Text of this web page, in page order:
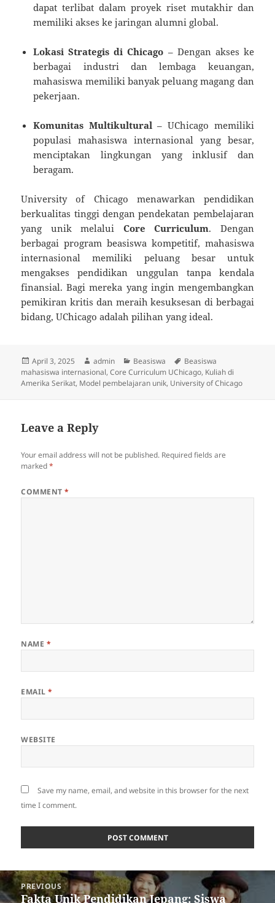
dapat terlibat dalam proyek riset mutakhir dan
memiliki akses ke jaringan alumni global.
Lokasi Strategis di Chicago – Dengan akses ke
berbagai industri dan lembaga keuangan,
mahasiswa memiliki banyak peluang magang dan
pekerjaan.
Komunitas Multikultural – UChicago memiliki
populasi mahasiswa internasional yang besar,
menciptakan lingkungan yang inklusif dan
beragam.
University of Chicago menawarkan pendidikan
berkualitas tinggi dengan pendekatan pembelajaran
yang unik melalui Core Curriculum. Dengan
berbagai program beasiswa kompetitif, mahasiswa
internasional memiliki peluang besar untuk
mengakses pendidikan unggulan tanpa kendala
finansial. Bagi mereka yang ingin mengembangkan
pemikiran kritis dan meraih kesuksesan di berbagai
bidang, UChicago adalah pilihan yang ideal.
Posted
on
April 3, 2025 Author
admin Categories
Beasiswa Tags
Beasiswa
mahasiswa internasional,Core Curriculum UChicago, Kuliah di
Amerika Serikat, Model pembelajaran unik, University of Chicago
Leave a Reply
Your email address will not be published. Required fields are
marked*
COMMENT*
NAME *
EMAIL*
WEBSITE
Save my name, email, and website in this browser for the next
time I comment.
Post
navigation
PREVIOUS
Previous
Fakta Unik Pendidikan Jepang: Siswa